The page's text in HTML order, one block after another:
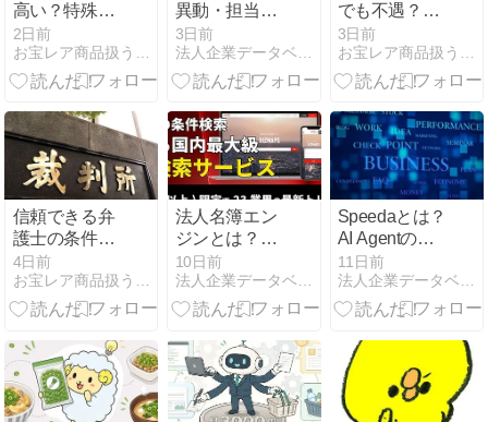
高い？特殊事
情が価格を決
める
2日前
異動・担当変
更メールの書
き方とマナ
ー！取引先へ
ーン別文例4
選
3日前
でも不遇？女
性が選ばない
男性の共通事
情
3日前
信頼できる弁
護士の条件！
宣伝の裏側に
隠された真実
4日前
法人名簿エン
ジンとは？特
徴・料金・評
価とBIZMAPS
との違いを解
10日前
Speedaとは？
AI Agentの機
能やメリッ
ト・注意点、
BIZMAPSとの
11日前